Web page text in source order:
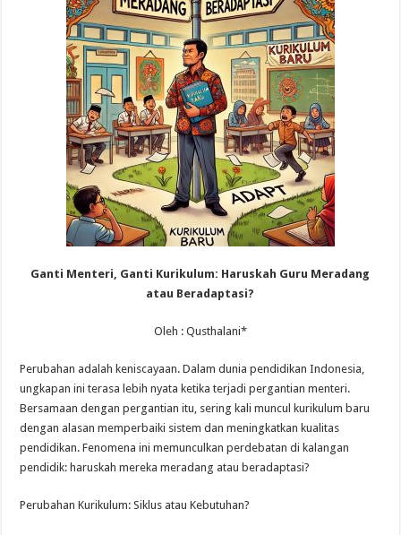
Ganti Menteri, Ganti Kurikulum: Haruskah Guru Meradang
atau Beradaptasi?
Oleh : Qusthalani*
Perubahan adalah keniscayaan. Dalam dunia pendidikan Indonesia,
ungkapan ini terasa lebih nyata ketika terjadi pergantian menteri.
Bersamaan dengan pergantian itu, sering kali muncul kurikulum baru
dengan alasan memperbaiki sistem dan meningkatkan kualitas
pendidikan. Fenomena ini memunculkan perdebatan di kalangan
pendidik: haruskah mereka meradang atau beradaptasi?
Perubahan Kurikulum: Siklus atau Kebutuhan?